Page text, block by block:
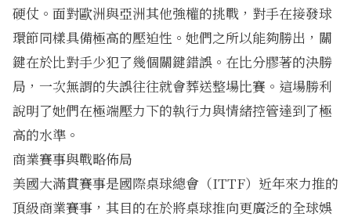
硬仗。面對歐洲與亞洲其他強權的挑戰，對手在接發球
環節同樣具備極高的壓迫性。她們之所以能夠勝出，關
鍵在於比對手少犯了幾個關鍵錯誤。在比分膠著的決勝
局，一次無謂的失誤往往就會葬送整場比賽。這場勝利
說明了她們在極端壓力下的執行力與情緒控管達到了極
高的水準。
商業賽事與戰略佈局
美國大滿貫賽事是國際桌球總會（ITTF）近年來力推的
頂級商業賽事，其目的在於將桌球推向更廣泛的全球娛